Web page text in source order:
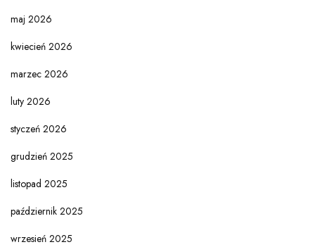
maj 2026
kwiecień 2026
marzec 2026
luty 2026
styczeń 2026
grudzień 2025
listopad 2025
październik 2025
wrzesień 2025